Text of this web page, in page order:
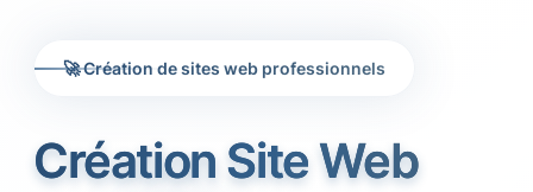
🚀 Création de sites web professionnels
Création Site Web